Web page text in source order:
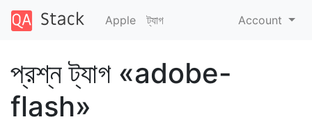
Apple ট্যাগ Account
প্রশ্ন ট্যাগ «adobe-
flash»